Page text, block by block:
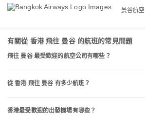
曼谷航空
有關從 香港 飛往 曼谷 的航班的常見問題
飛往 曼谷 最受歡迎的航空公司有哪些？
從 香港 飛往 曼谷 有多少航班？
香港最受歡迎的出發機場有哪些？